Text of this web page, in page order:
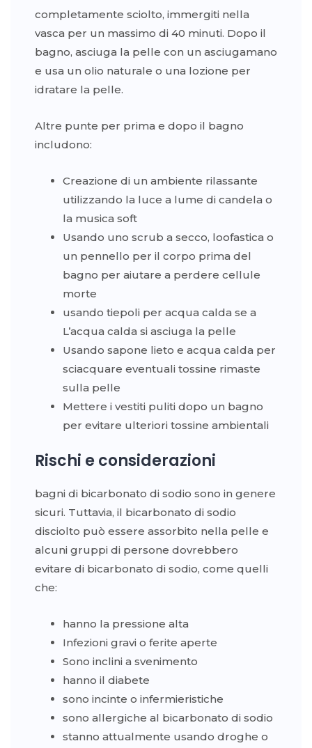
completamente sciolto, immergiti nella
vasca per un massimo di 40 minuti. Dopo il
bagno, asciuga la pelle con un asciugamano
e usa un olio naturale o una lozione per
idratare la pelle.
Altre punte per prima e dopo il bagno
includono:
Creazione di un ambiente rilassante
utilizzando la luce a lume di candela o
la musica soft
Usando uno scrub a secco, loofastica o
un pennello per il corpo prima del
bagno per aiutare a perdere cellule
morte
usando tiepoli per acqua calda se a
L’acqua calda si asciuga la pelle
Usando sapone lieto e acqua calda per
sciacquare eventuali tossine rimaste
sulla pelle
Mettere i vestiti puliti dopo un bagno
per evitare ulteriori tossine ambientali
Rischi e considerazioni
bagni di bicarbonato di sodio sono in genere
sicuri. Tuttavia, il bicarbonato di sodio
disciolto può essere assorbito nella pelle e
alcuni gruppi di persone dovrebbero
evitare di bicarbonato di sodio, come quelli
che:
hanno la pressione alta
Infezioni gravi o ferite aperte
Sono inclini a svenimento
hanno il diabete
sono incinte o infermieristiche
sono allergiche al bicarbonato di sodio
stanno attualmente usando droghe o